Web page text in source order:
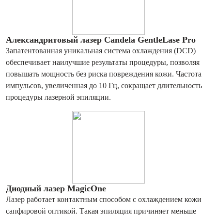
Александритовый лазер Candela GentleLase Pro
Запатентованная уникальная система охлаждения (DCD)
обеспечивает наилучшие результаты процедуры, позволяя
повышать мощность без риска повреждения кожи. Частота
импульсов, увеличенная до 10 Гц, сокращает длительность
процедуры лазерной эпиляции.
Диодный лазер MagicOne
Лазер работает контактным способом с охлаждением кожи
сапфировой оптикой. Такая эпиляция причиняет меньше